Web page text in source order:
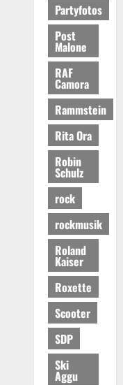
Partyfotos
Post
Malone
RAF
Camora
Rammstein
Rita Ora
Robin
Schulz
rock
rockmusik
Roland
Kaiser
Roxette
Scooter
SDP
Ski
Aggu